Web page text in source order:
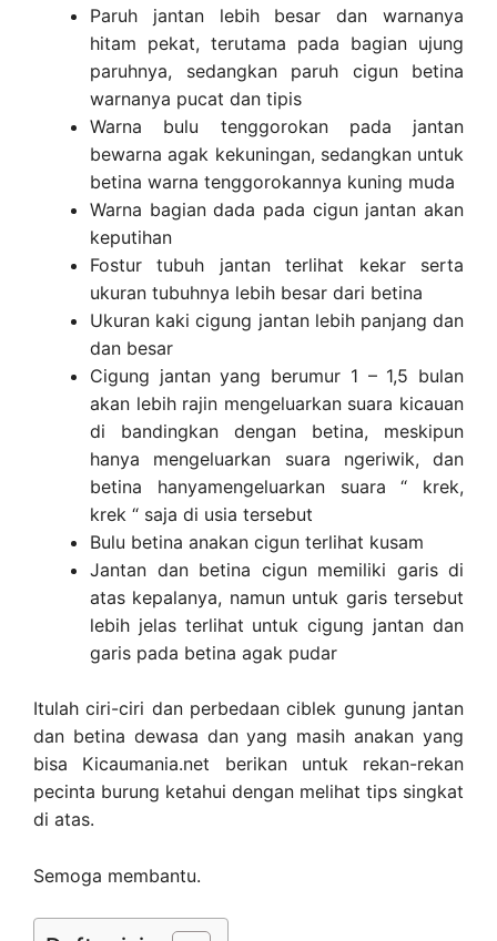
Paruh jantan lebih besar dan warnanya
hitam pekat, terutama pada bagian ujung
paruhnya, sedangkan paruh cigun betina
warnanya pucat dan tipis
Warna bulu tenggorokan pada jantan
bewarna agak kekuningan, sedangkan untuk
betina warna tenggorokannya kuning muda
Warna bagian dada pada cigun jantan akan
keputihan
Fostur tubuh jantan terlihat kekar serta
ukuran tubuhnya lebih besar dari betina
Ukuran kaki cigung jantan lebih panjang dan
dan besar
Cigung jantan yang berumur 1 – 1,5 bulan
akan lebih rajin mengeluarkan suara kicauan
di bandingkan dengan betina, meskipun
hanya mengeluarkan suara ngeriwik, dan
betina hanyamengeluarkan suara “ krek,
krek “ saja di usia tersebut
Bulu betina anakan cigun terlihat kusam
Jantan dan betina cigun memiliki garis di
atas kepalanya, namun untuk garis tersebut
lebih jelas terlihat untuk cigung jantan dan
garis pada betina agak pudar
Itulah ciri-ciri dan perbedaan ciblek gunung jantan
dan betina dewasa dan yang masih anakan yang
bisa Kicaumania.net berikan untuk rekan-rekan
pecinta burung ketahui dengan melihat tips singkat
di atas.
Semoga membantu.